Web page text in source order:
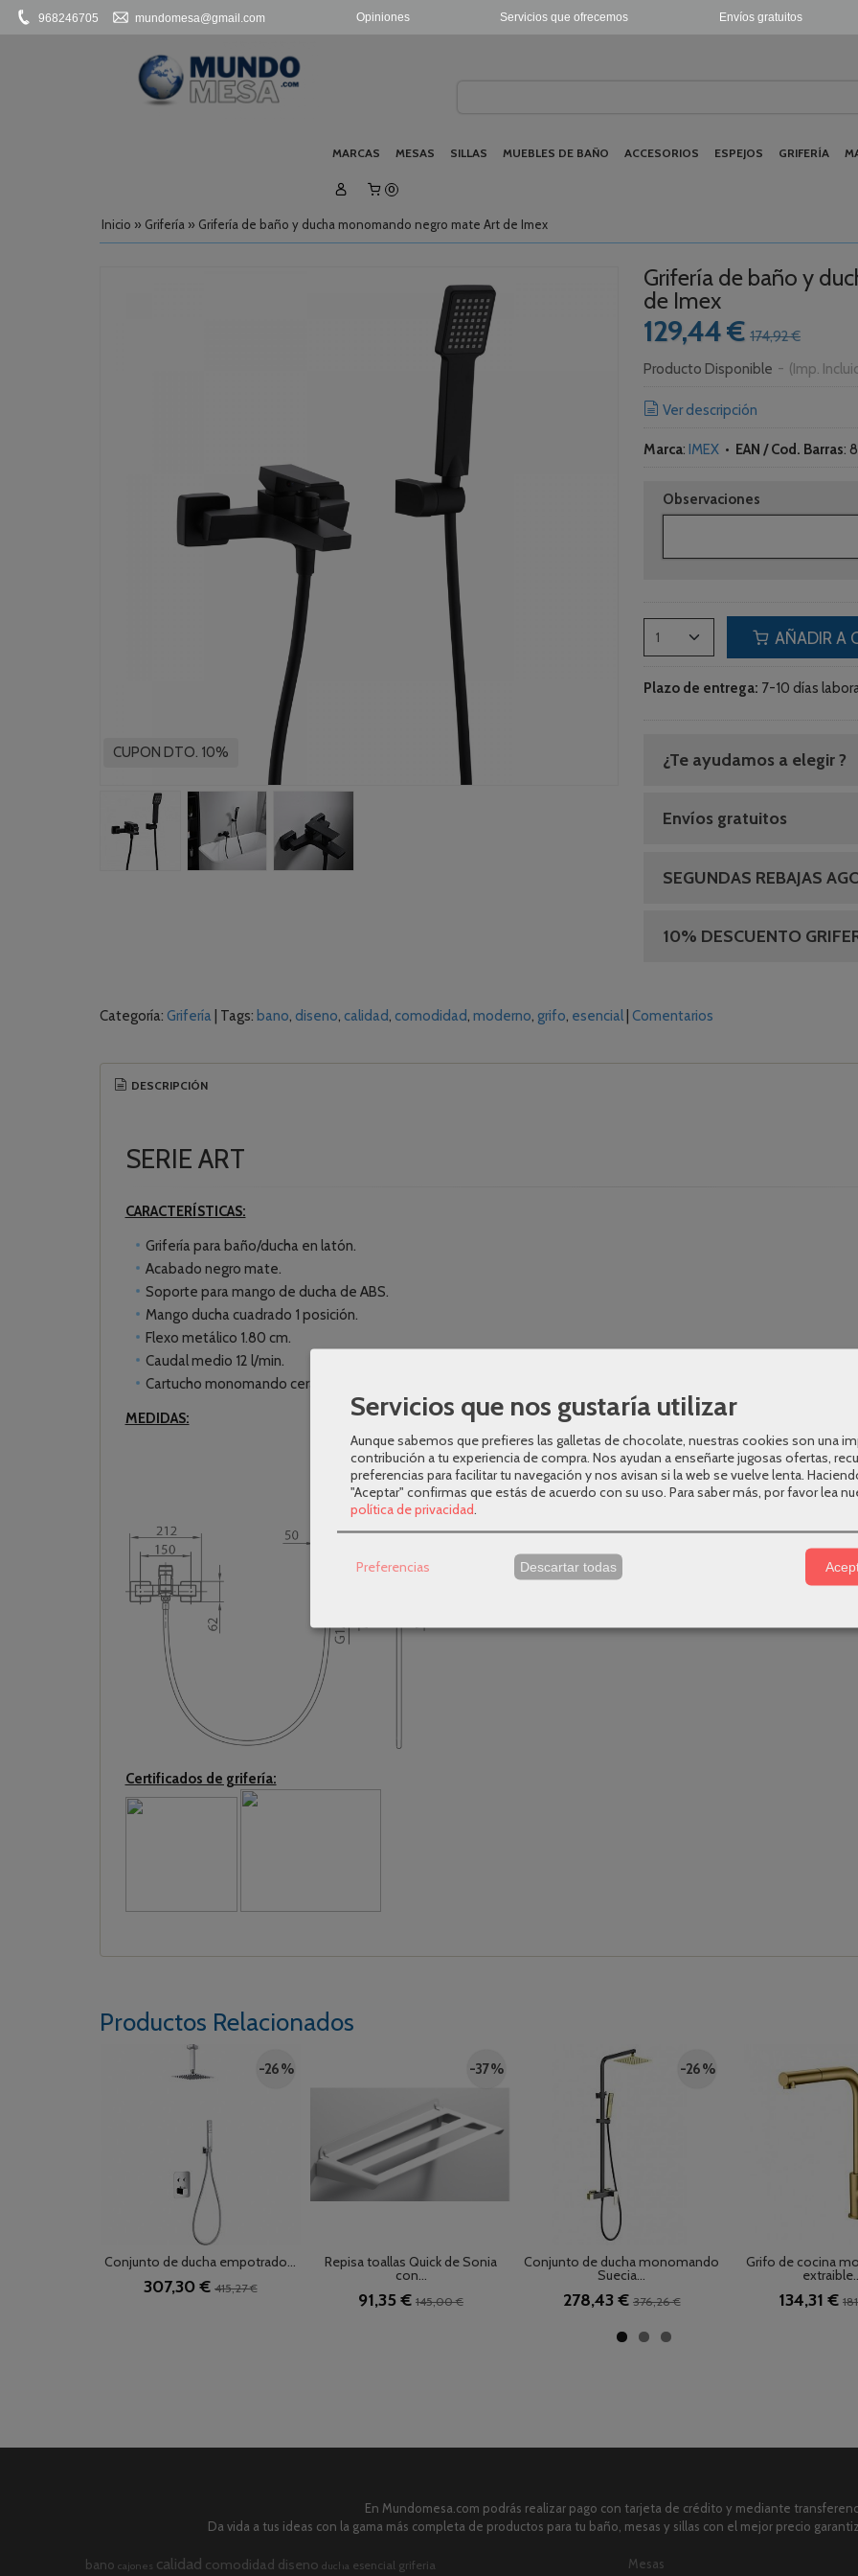
Envíos gratuitos
Servicios que ofrecemos
Opiniones
968246705 mundomesa@gmail.com
MARCAS MESAS SILLAS MUEBLES DE BAÑO ACCESORIOS ESPEJOS GRIFERÍA
0
Inicio » Grifería » Grifería de baño y ducha monomando negro mate Art de Imex
CUPON DTO. 10%
Grifería de baño y
de Imex
129,44 € 174,92 €
Producto Disponible - (Imp.
Ver descripción
Marca: IMEX • EAN / Cod. Barras:
Observaciones
AÑADIR A
Plazo de entrega: 7-10 días
¿Te ayudamos a elegir ?
Envíos gratuitos
SEGUNDAS REBAJAS
10% DESCUENTO
Categoría: Grifería Tags: bano diseno calidad comodidad moderno grifo esencial Comentarios
DESCRIPCIÓN
SERIE ART
CARACTERÍSTICAS:
Grifería para baño/ducha en latón.
Acabado negro mate.
Soporte para mango de ducha de ABS.
Mango ducha cuadrado 1 posición.
Flexo metálico 1.80 cm.
Caudal medio 12 l/min.
Cartucho monomando cerámico Ø 35mm.
MEDIDAS:
Certificados de grifería:
Productos Relacionados
-26 %
Conjunto de ducha empotrado...
307,30 € 415,27 €
-37 %
Repisa toallas Quick de Sonia
con...
91,35 € 145,00 €
-26 %
Conjunto de ducha monomando
Suecia...
278,43 € 376,26 €
Grifo de cocina
134,31 €
En Mundomesa.com podrás realizar pago con tarjeta de crédito y mediante
Da vida a tus ideas con la gama más completa de productos para tu baño, mesas y sillas con el mejor precio
bano cajones calidad comodidad diseno ducha esencial griferia
Mesas
Servicios que nos gustaría utilizar
Aunque sabemos que prefieres las galletas de chocolate, nuestras cookies son una
contribución a tu experiencia de compra. Nos ayudan a enseñarte jugosas ofertas,
preferencias para facilitar tu navegación y nos avisan si la web se vuelve lenta.
"Aceptar" confirmas que estás de acuerdo con su uso. Para saber más, por favor lea
política de privacidad
Preferencias Descartar todas